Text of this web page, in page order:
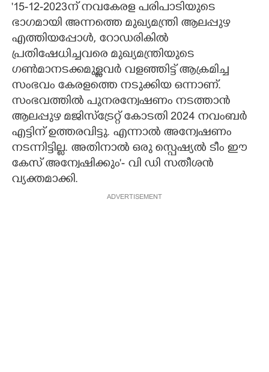
'15-12-2023ന് നവകേരള പരിപാടിയുടെ
ഭാഗമായി അന്നത്തെ മുഖ്യമന്ത്രി ആലപ്പുഴ
എത്തിയപ്പോൾ, റോഡരികിൽ
പ്രതിഷേധിച്ചവരെ മുഖ്യമന്ത്രിയുടെ
ഗൺമാനടക്കമുള്ളവർ വളഞ്ഞിട്ട് ആക്രമിച്ച
സംഭവം കേരളത്തെ നടുക്കിയ ഒന്നാണ്.
സംഭവത്തിൽ പുനരന്വേഷണം നടത്താൻ
ആലപ്പുഴ മജിസ്ട്രേറ്റ് കോടതി 2024 നവംബർ
എട്ടിന് ഉത്തരവിട്ടു. എന്നാൽ അന്വേഷണം
നടന്നിട്ടില്ല. അതിനാൽ ഒരു സ്പെഷ്യൽ ടീം ഈ
കേസ് അന്വേഷിക്കും'- വി ഡി സതീശൻ
വ്യക്തമാക്കി.
ADVERTISEMENT